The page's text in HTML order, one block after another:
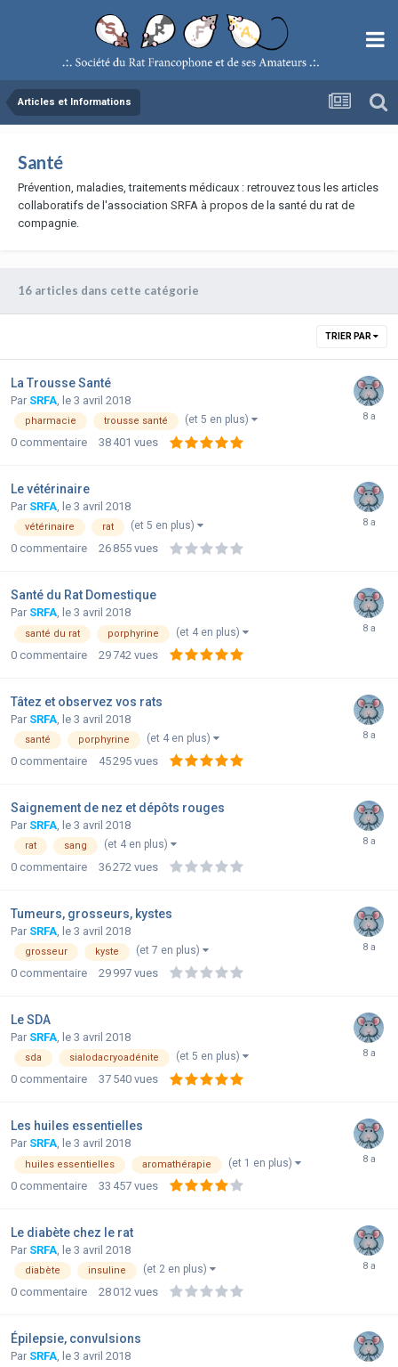
Articles et Informations
Santé
Prévention, maladies, traitements médicaux : retrouvez tous les articles
collaboratifs de l'association SRFA à propos de la santé du rat de
compagnie.
16 articles dans cette catégorie
TRIER PAR
La Trousse Santé
Par SRFA, le 3 avril 2018
pharmacie trousse santé (et 5 en plus)
0 commentaire 38 401 vues
Le vétérinaire
Par SRFA, le 3 avril 2018
vétérinaire rat (et 5 en plus)
0 commentaire 26 855 vues
Santé du Rat Domestique
Par SRFA, le 3 avril 2018
santé du rat porphyrine (et 4 en plus)
0 commentaire 29 742 vues
Tâtez et observez vos rats
Par SRFA le 3 avril 2018
santé porphyrine (et 4 en plus)
0 commentaire 45 295 vues
Saignement de nez et dépôts rouges
Par SRFA le 3 avril 2018
rat sang (et 4 en plus)
0 commentaire 36 272 vues
Tumeurs, grosseurs, kystes
Par SRFA, le 3 avril 2018
grosseur kyste (et 7 en plus)
0 commentaire 29 997 vues
Le SDA
Par SRFA, le 3 avril 2018
sda sialodacryoadénite (et 5 en plus)
0 commentaire 37 540 vues
Les huiles essentielles
Par SRFA, le 3 avril 2018
huiles essentielles aromathérapie (et 1 en plus)
0 commentaire 33 457 vues
Le diabète chez le rat
Par SRFA le 3 avril 2018
diabète insuline (et 2 en plus)
0 commentaire 28 012 vues
Épilepsie, convulsions
Par SRFA le 3 avril 2018